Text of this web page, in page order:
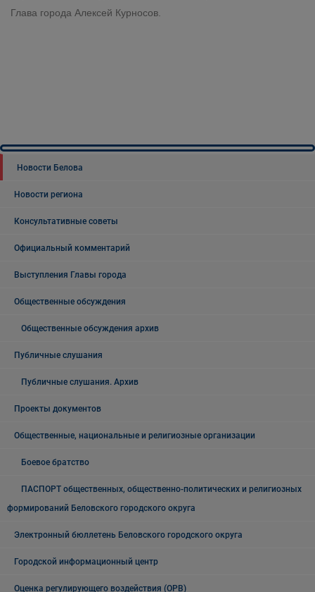
Глава города Алексей Курносов.
Новости Белова
Новости региона
Консультативные советы
Официальный комментарий
Выступления Главы города
Общественные обсуждения
Общественные обсуждения архив
Публичные слушания
Публичные слушания. Архив
Проекты документов
Общественные, национальные и религиозные организации
Боевое братство
ПАСПОРТ общественных, общественно-политических и религиозных
формирований Беловского городского округа
Электронный бюллетень Беловского городского округа
Городской информационный центр
Оценка регулирующего воздействия (ОРВ)